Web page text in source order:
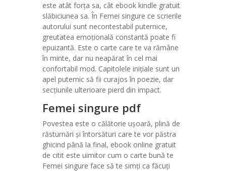
este atât forța sa, cât ebook kindle gratuit
slăbiciunea sa. În Femei singure ce scrierile
autorului sunt necontestabil puternice,
greutatea emoțională constantă poate fi
epuizantă. Este o carte care te va rămâne
în minte, dar nu neapărat în cel mai
confortabil mod. Capitolele inițiale sunt un
apel puternic să fii curajos în poezie, dar
secțiunile ulterioare pierd din impact.
Femei singure pdf
Povestea este o călătorie ușoară, plină de
răsturnări și întorsături care te vor păstra
ghicind până la final, ebook online gratuit
de citit este uimitor cum o carte bună te
Femei singure face să te simți ca făcuți